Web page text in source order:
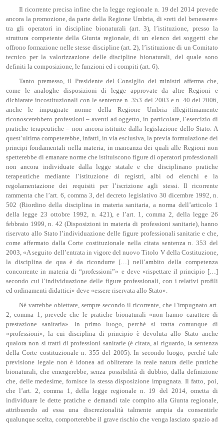
Il ricorrente precisa infine che la legge regionale n. 19 del 2014 prevede
ancora la promozione, da parte della Regione Umbria, di «reti del benessere»
tra gli operatori in discipline bionaturali (art. 3), l’istituzione, presso la
struttura competente della Giunta regionale, di un elenco dei soggetti che
offrono formazione nelle stesse discipline (art. 2), l’istituzione di un Comitato
tecnico per la valorizzazione delle discipline bionaturali, del quale sono
definiti la composizione, le funzioni ed i compiti (art. 6).
Tanto premesso, il Presidente del Consiglio dei ministri afferma che,
come le analoghe disposizioni di legge approvate da altre Regioni e
dichiarate incostituzionali con le sentenze n. 353 del 2003 e n. 40 del 2006,
anche le impugnate norme della Regione Umbria illegittimamente
riconoscerebbero professioni – aventi ad oggetto, in particolare, l’esercizio di
pratiche terapeutiche – non ancora istituite dalla legislazione dello Stato. A
quest’ultima competerebbe, infatti, in via esclusiva, la previa formulazione dei
principi fondamentali nella materia, in mancanza dei quali alle Regioni non
spetterebbe di emanare norme che istituiscono figure di operatori professionali
non ancora individuate dalla legge statale e che disciplinano pratiche
terapeutiche mediante l’istituzione di registri, albi od elenchi e la
regolamentazione dei requisiti per l’iscrizione agli stessi. Il ricorrente
rammenta che l’art. 6, comma 3, del decreto legislativo 30 dicembre 1992, n.
502 (Riordino della disciplina in materia sanitaria, a norma dell’articolo 1
della legge 23 ottobre 1992, n. 421), e l’art. 1, comma 2, della legge 26
febbraio 1999, n. 42 (Disposizioni in materia di professioni sanitarie), hanno
riservato allo Stato l’individuazione delle figure professionali sanitarie e che,
come affermato dalla Corte costituzionale nella citata sentenza n. 353 del
2003, «A seguito dell’entrata in vigore del nuovo Titolo V della Costituzione,
la disciplina de qua è da ricondurre […] nell’ambito della competenza
concorrente in materia di “professioni”» e deve «rispettare il principio […]
secondo cui l’individuazione delle figure professionali, con i relativi profili
ed ordinamenti didattici» deve «essere riservata allo Stato».
Né varrebbe obiettare, sempre secondo il ricorrente, che l’impugnato art.
2, comma 1, prevede che le pratiche bionaturali «non hanno carattere di
prestazione sanitaria». In primo luogo, perché si tratta comunque di
«professioni», la cui disciplina di principio è devoluta allo Stato anche
qualora non si tratti di professioni sanitarie (è citata, al riguardo, la sentenza
della Corte costituzionale n. 355 del 2005). In secondo luogo, perché tale
previsione legale non è idonea ad obliterare la reale natura delle pratiche
bionaturali, che emergerebbe, senza possibilità di dubbio, dalla definizione
che, delle medesime, fornisce la stessa disposizione impugnata. Il fatto, poi,
che l’art. 2, comma 1, della legge regionale n. 19 del 2014, ometta di
individuare le dette pratiche e demandi tale compito alla Giunta regionale,
attribuendo ad essa una discrezionalità talmente ampia da consentirle
qualunque scelta, comporterebbe il grave rischio che venga lasciato spazio ad